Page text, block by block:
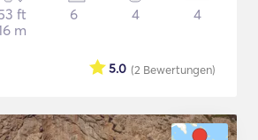
ft
m
6 4 4
(2 Bewertungen)
5.0